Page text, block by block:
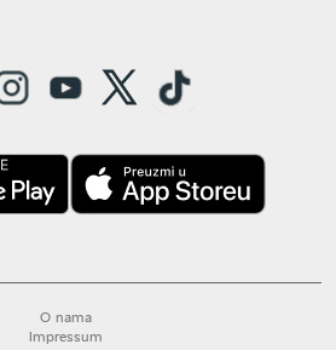
O nama
Impressum